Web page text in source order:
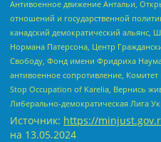
Антивоенное движение Антальи,
отношений и государственной
канадский демократический
Нормана Патерсона, Центр
Свободу, Фонд имени Фридриха
антивоенное сопротивление,
Stop Occupation of Karelia, Вернись
Либерально-демократическая Лига
Источник: https://
на 13.05.2024